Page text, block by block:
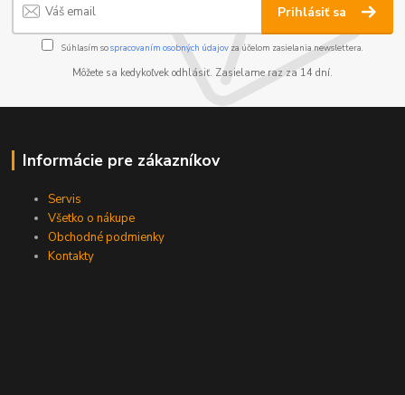
Prihlásiť sa
Súhlasím sospracovaním osobných údajov za účelom zasielania newslettera.
Môžete sa kedykoľvek odhlásiť. Zasielame raz za 14 dní.
Informácie pre zákazníkov
Servis
Všetko o nákupe
Obchodné podmienky
Kontakty